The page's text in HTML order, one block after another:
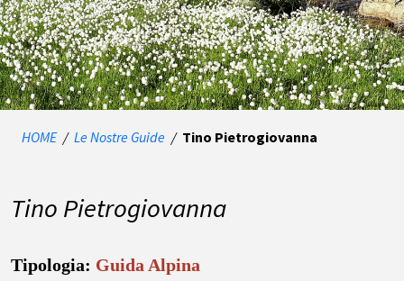
HOME / Le Nostre Guide / Tino Pietrogiovanna
Tino Pietrogiovanna
Tipologia: Guida Alpina